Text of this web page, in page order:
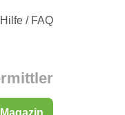
Hilfe / FAQ
Magazin